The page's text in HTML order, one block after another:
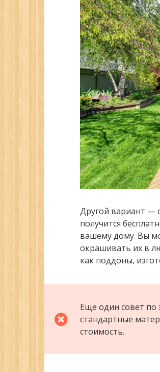
Другой вариант —
получится
вашему дому. Вы
окрашивать их в
как поддоны,
Еще один совет по
стандартные
стоимость.